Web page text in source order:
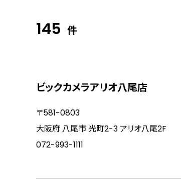
145 件
ビックカメラアリオ八尾店
〒581-0803
大阪府 八尾市 光町2-3 アリオ八尾2F
072-993-1111